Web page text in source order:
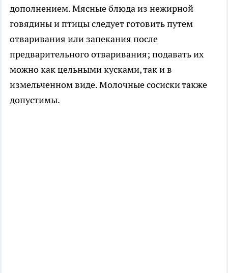
дополнением. Мясные блюда из нежирной
говядины и птицы следует готовить путем
отваривания или запекания после
предварительного отваривания; подавать их
можно как цельными кусками, так и в
измельченном виде. Молочные сосиски также
допустимы.